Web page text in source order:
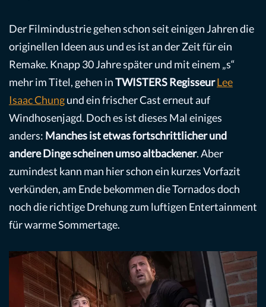
Der Filmindustrie gehen schon seit einigen Jahren die
originellen Ideen aus und es ist an der Zeit für ein
Remake. Knapp 30 Jahre später und mit einem „s“
mehr im Titel, gehen inTWISTERSRegisseurLee
Isaac Chungund ein frischer Cast erneut auf
Windhosenjagd. Doch es ist dieses Mal einiges
anders: Manches ist etwas fortschrittlicher und
andere Dinge scheinen umso altbackener. Aber
zumindest kann man hier schon ein kurzes Vorfazit
verkünden, am Ende bekommen die Tornados doch
noch die richtige Drehung zum luftigen Entertainment
für warme Sommertage.